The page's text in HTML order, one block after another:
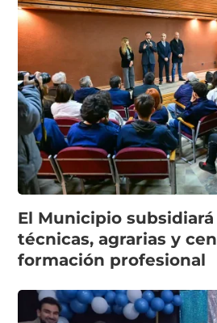
El Municipio subsidiará
técnicas, agrarias y
formación profesional